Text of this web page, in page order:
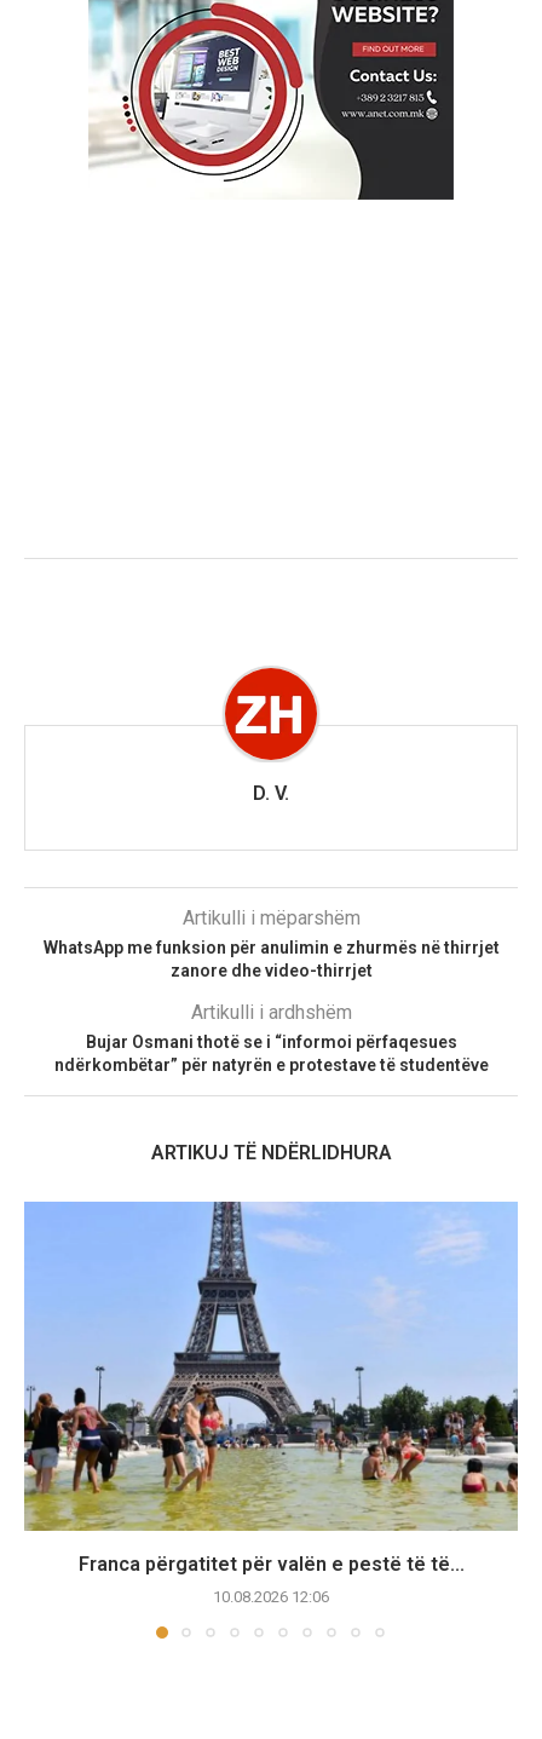
D. V.
Artikulli i mëparshëm
WhatsApp me funksion për anulimin e zhurmës në thirrjet
zanore dhe video-thirrjet
Artikulli i ardhshëm
Bujar Osmani thotë se i “informoi përfaqesues
ndërkombëtar” për natyrën e protestave të studentëve
ARTIKUJ TË NDËRLIDHURA
Franca përgatitet për valën e pestë të të...
10.08.2026 12:06